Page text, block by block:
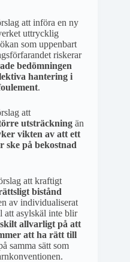
att införa en ny
uttrycklig
som uppenbart
riskerar
bedömningen
hantering i
.
att
utsträckning än
vikten av att ett
ske på bekostnad
att kraftigt
bistånd
av individualiserat
att asylskäl inte blir
allvarligt på att
att ha rätt till
samma sätt som